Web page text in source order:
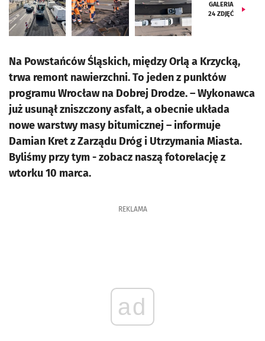
GALERIA
24 ZDJĘĆ
Na Powstańców Śląskich, między Orlą a Krzycką,
trwa remont nawierzchni. To jeden z punktów
programu Wrocław na Dobrej Drodze. – Wykonawca
już usunął zniszczony asfalt, a obecnie układa
nowe warstwy masy bitumicznej – informuje
Damian Kret z Zarządu Dróg i Utrzymania Miasta.
Byliśmy przy tym - zobacz naszą fotorelację z
wtorku 10 marca.
REKLAMA
ad